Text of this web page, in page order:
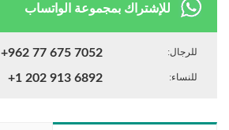
للإشتراك بمجموعة الواتساب
للرجال: +962 77 675 7052
للنساء: +1 202 913 6892